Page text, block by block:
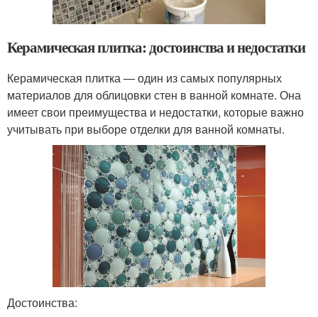
Керамическая плитка: достоинства и недостатки
Керамическая плитка — один из самых популярных
материалов для облицовки стен в ванной комнате. Она
имеет свои преимущества и недостатки, которые важно
учитывать при выборе отделки для ванной комнаты.
Достоинства: